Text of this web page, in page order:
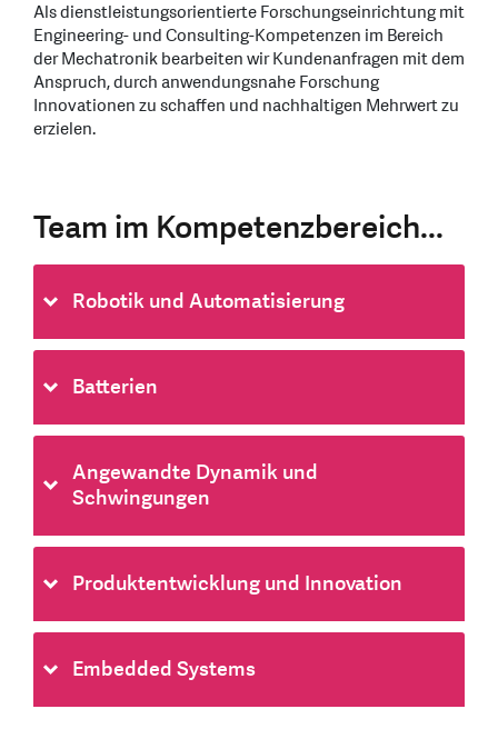
Als dienstleistungsorientierte Forschungseinrichtung mit
Engineering- und Consulting-Kompetenzen im Bereich
der Mechatronik bearbeiten wir Kundenanfragen mit dem
Anspruch, durch anwendungsnahe Forschung
Innovationen zu schaffen und nachhaltigen Mehrwert zu
erzielen.
Team im Kompetenzbereich...
Robotik und Automatisierung
Batterien
Angewandte Dynamik und
Schwingungen
Produktentwicklung und Innovation
Embedded Systems